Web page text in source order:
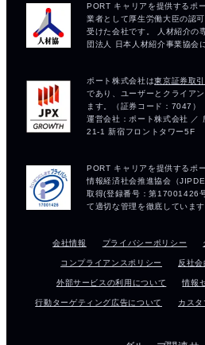
会社情報 プライバシーポリシー
コンプライアンスポリシー 反社
外部サービスの利用について 情報
行動ターゲティング広告について カス